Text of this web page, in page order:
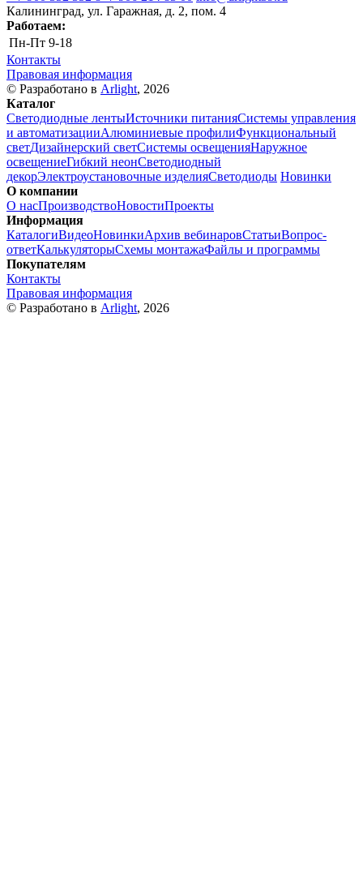
Калининград, ул. Гаражная, д. 2, пом. 4
Работаем:
Пн-Пт 9-18
Контакты
Правовая информация
© Разработано в Arlight, 2026
Каталог
Светодиодные лентыИсточники питанияСистемы управления
и автоматизацииАлюминиевые профилиФункциональный
светДизайнерский светСистемы освещенияНаружное
освещениеГибкий неонСветодиодный
декорЭлектроустановочные изделияСветодиоды Новинки
О компании
О насПроизводствоНовостиПроекты
Информация
КаталогиВидеоНовинкиАрхив вебинаровСтатьиВопрос-
ответКалькуляторыСхемы монтажаФайлы и программы
Покупателям
Контакты
Правовая информация
© Разработано в Arlight, 2026